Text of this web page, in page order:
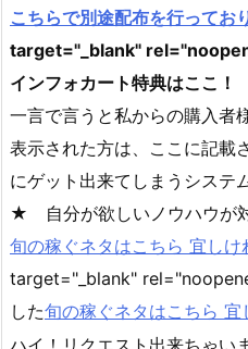
こちらで別途配布を行ってお
target="_blank"
インフォカート特典はここ！
一言で言うと私からの購入者
表示された方は、ここに記載
にゲット出来てしまうシステ
★ 自分が欲しいノウハウが
旬の稼ぐネタはこちら 宜しけ
target="_blank"
した旬の稼ぐネタはこちら 宜
ハイ！リクエスト出来ちゃい